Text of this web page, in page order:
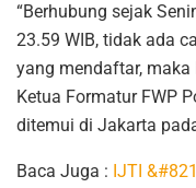
“Berhubung sejak
23.59 WIB, tidak ada
yang mendaftar,
Ketua Formatur FWP
ditemui di Jakarta
Baca Juga : IJTI